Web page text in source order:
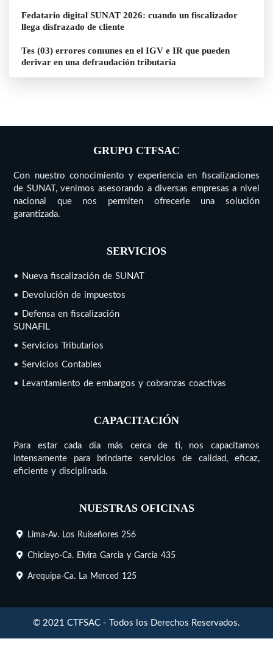
Fedatario digital SUNAT 2026: cuando un fiscalizador
llega disfrazado de cliente
Tes (03) errores comunes en el IGV e IR que pueden
derivar en una defraudación tributaria
GRUPO CTFSAC
Con nuestro conocimiento y experiencia en fiscalizaciones
de SUNAT, venimos asesorando a diversas empresas a nivel
nacional que nos permiten ofrecerle una solución
garantizada.
SERVICIOS
• Nueva fiscalización de SUNAT
• Devolución de impuestos
• Defensa en fiscalización
SUNAFIL
• Servicios Tributarios
• Servicios Contables
• Levantamiento de embargos y cobranzas coactivas
CAPACITACIÓN
Para estar cada día más cerca de ti, nos capacitamos
intensamente para brindarte servicios de calidad, eficaz,
eficiente y disciplinada.
NUESTRAS OFICINAS
Lima-Av. Los Ruiseñores 256
Chiclayo-Ca. Elvira Garcia y Garcia 435
Arequipa-Ca. La Merced 125
© 2021 CTFSAC - Todos los Derechos Reservados.